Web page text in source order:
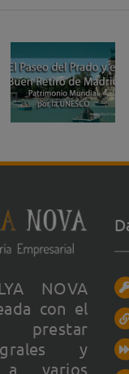
NOVA
con el
prestar
y
a varios